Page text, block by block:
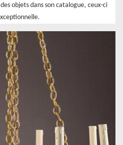
objets dans son catalogue, ceux-ci